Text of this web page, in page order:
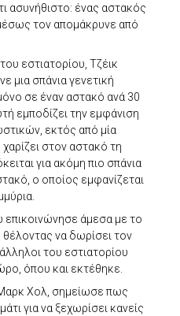
ασυνήθιστο: ένας αστακός
τον απομάκρυνε από
εστιατορίου, Τζέικ
μια σπάνια γενετική
σε έναν αστακό ανά 30
εμποδίζει την εμφάνιση
εκτός από μία
στον αστακό τη
για ακόμη πιο σπάνια
ο οποίος εμφανίζεται
επικοινώνησε άμεσα με το
να δωρίσει τον
του εστιατορίου
όπου και εκτέθηκε.
Χολ, σημείωσε πως
για να ξεχωρίσει κανείς